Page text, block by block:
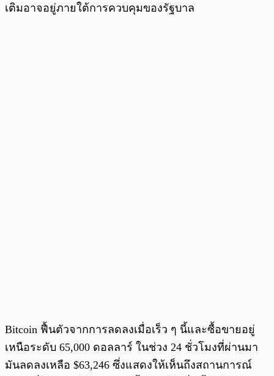
เติมอาจอยู่ภายใต้การควบคุมของรัฐบาล
Bitcoin ฟื้นตัวจากการลดลงเมื่อเร็ว ๆ นี้และซื้อขายอยู่
เหนือระดับ 65,000 ดอลลาร์ ในช่วง 24 ชั่วโมงที่ผ่านมา
มันลดลงเหลือ $63,246 ซึ่งแสดงให้เห็นถึงสถานการณ์